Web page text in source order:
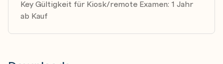
Key Gültigkeit für Kiosk/remote Examen: 1 Jahr
ab Kauf